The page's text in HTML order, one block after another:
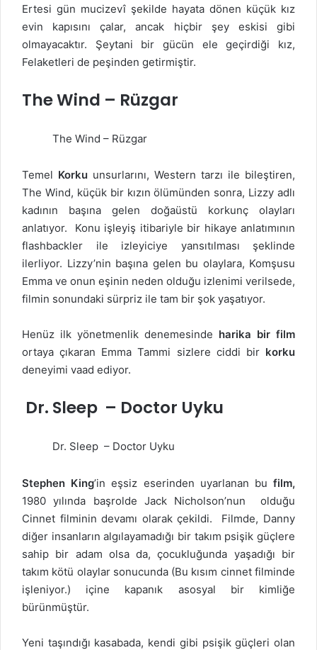
Ertesi gün mucizevî şekilde hayata dönen küçük kız
evin kapısını çalar, ancak hiçbir şey eskisi gibi
olmayacaktır. Şeytani bir gücün ele geçirdiği kız,
Felaketleri de peşinden getirmiştir.
The Wind – Rüzgar
The Wind – Rüzgar
Temel Korku unsurlarını, Western tarzı ile bileştiren,
The Wind, küçük bir kızın ölümünden sonra, Lizzy adlı
kadının başına gelen doğaüstü korkunç olayları
anlatıyor.
Konu işleyiş itibariyle bir hikaye anlatımının
flashbackler ile izleyiciye yansıtılması şeklinde
ilerliyor. Lizzy’nin başına gelen bu olaylara, Komşusu
Emma ve onun eşinin neden olduğu izlenimi verilsede,
filmin sonundaki sürpriz ile tam bir şok yaşatıyor.
Henüz ilk yönetmenlik denemesinde harika bir film
ortaya çıkaran Emma Tammi sizlere ciddi bir korku
deneyimi vaad ediyor.
Dr. Sleep – Doctor Uyku
Dr. Sleep – Doctor Uyku
Stephen King’in eşsiz eserinden uyarlanan bufilm,
1980 yılında başrolde Jack Nicholson’nun
olduğu
Cinnet filminin devamı olarak çekildi.
Filmde, Danny
diğer insanların algılayamadığı bir takım psişik güçlere
sahip bir adam olsa da, çocukluğunda yaşadığı bir
takım kötü olaylar sonucunda (Bu kısım cinnet filminde
işleniyor.) içine kapanık asosyal bir kimliğe
bürünmüştür.
Yeni taşındığı kasabada, kendi gibi psişik güçleri olan